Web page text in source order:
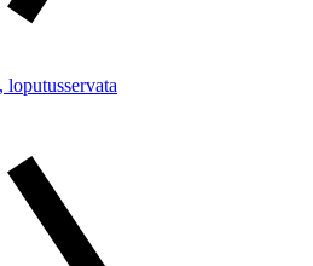
loputusservata